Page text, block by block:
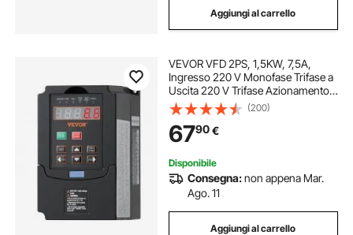
Aggiungi al carrello
VEVOR VFD 2PS, 1,5KW, 7,5A,
Ingresso 220 V Monofase Trifase a
Uscita 220 V Trifase Azionamento a
Frequenza Variabile, Ingresso 40-
60 Hz, Uscita 0-400 Hz VFD per
Controllo Velocità CNC Motore
Mandrino
(200)
6790€
Disponibile
Consegna:non appena Mar.
Ago. 11
Aggiungi al carrello